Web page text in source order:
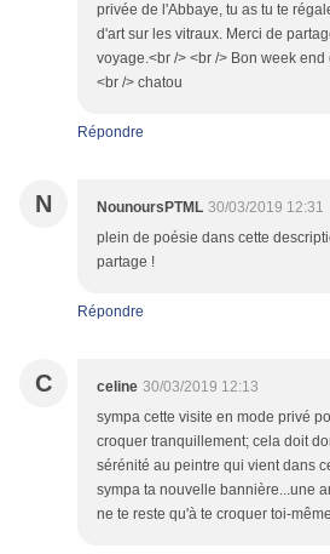
privée de l'Abbaye, tu as tu te
d'art sur les vitraux. Merci de
voyage.<br /> <br /> Bon week
<br /> chatou
Répondre
N NounoursPTML 30/03/2019 12:31
plein de poésie dans cette
partage !
Répondre
C celine 30/03/2019 12:13
sympa cette visite en mode privé
croquer tranquillement; cela doit
sérénité au peintre qui vient dans
sympa ta nouvelle bannière...une
ne te reste qu'à te croquer toi-